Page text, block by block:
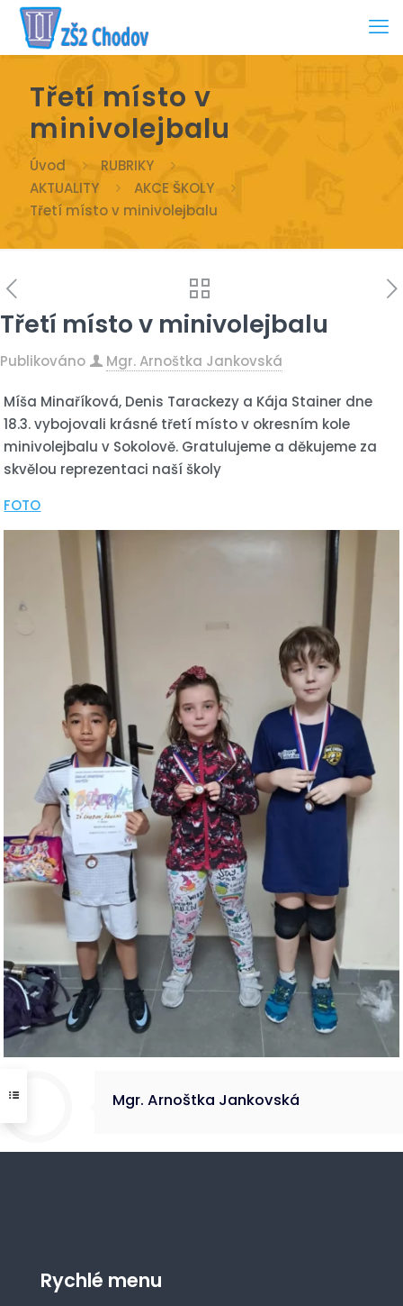
Třetí místo v
minivolejbalu
Úvod
RUBRIKY
AKTUALITY
AKCE ŠKOLY
Třetí místo v minivolejbalu
Třetí místo v minivolejbalu
Publikováno Mgr. Arnoštka Jankovská
Míša Minaříková, Denis Tarackezy a Kája Stainer dne
18.3. vybojovali krásné třetí místo v okresním kole
minivolejbalu v Sokolově. Gratulujeme a děkujeme za
skvělou reprezentaci naší školy
FOTO
Mgr. Arnoštka Jankovská
Rychlé menu